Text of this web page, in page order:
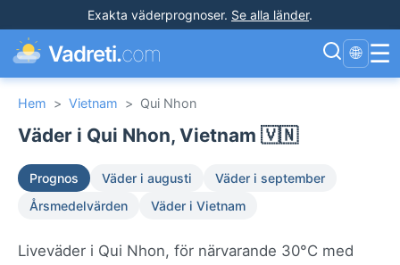
Exakta väderprognoser. Se alla länder.
Vadreti.com 🌐 ☰
Hem > Vietnam > Qui Nhon
Väder i Qui Nhon, Vietnam 🇻🇳
Prognos Väder i augusti
Väder i september
Årsmedelvärden
Väder i Vietnam
Liveväder i Qui Nhon, för närvarande 30°C med